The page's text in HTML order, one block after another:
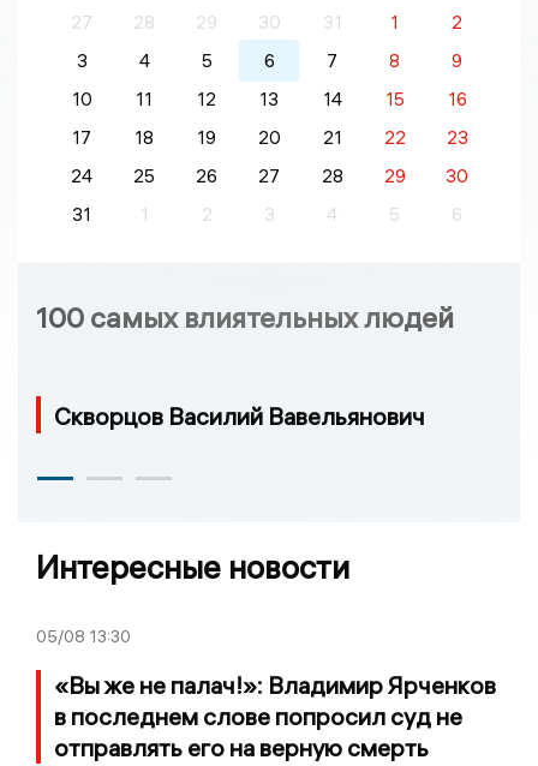
27
28 29 30 31 1
2
3
4 5 6 7 8
9
10
11 12 13 14 15
16
17
18 19 20 21 22
23
24
25 26 27 28 29
30
31
1 2 3 4 5 6
100 самых влиятельных людей
Скворцов Василий Вавельянович
Интересные новости
05/08 13:30
«Вы же не палач!»: Владимир Ярченков
в последнем слове попросил суд не
отправлять его на верную смерть